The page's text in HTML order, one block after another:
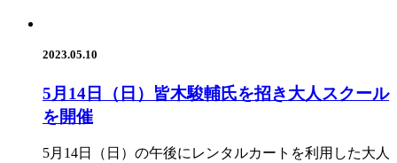
2023.05.10
5月14日（日）皆木駿輔氏を招き大人スクール
を開催
5月14日（日）の午後にレンタルカートを利用した大人